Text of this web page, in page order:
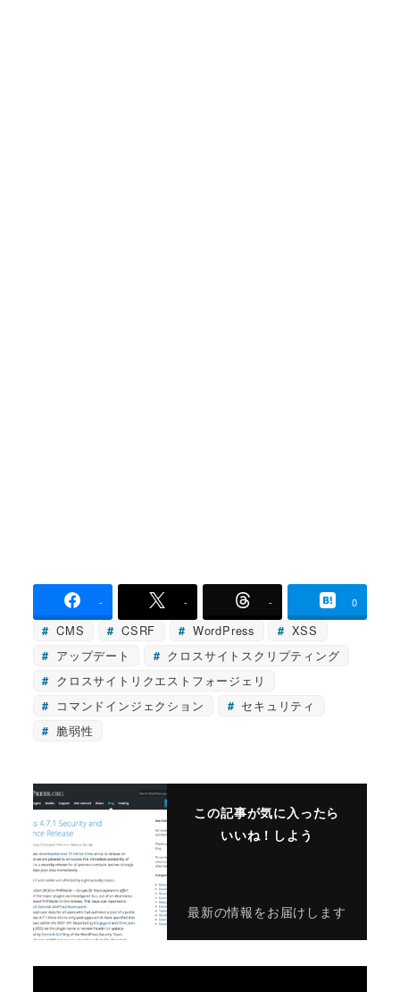
- - - 0
CMS CSRF WordPress
XSS
アップデート
クロスサイトスクリプティング
クロスサイトリクエストフォージェリ
コマンドインジェクション
セキュリティ
脆弱性
この記事が気に入ったら
いいね！しよう
最新の情報をお届けします